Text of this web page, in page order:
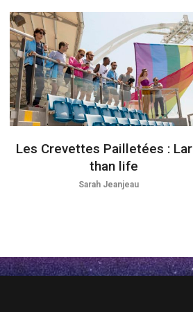
Les Crevettes Pailletées :
than life
Sarah Jeanjeau